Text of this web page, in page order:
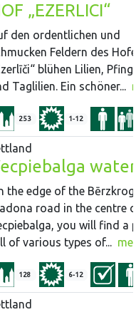
„EZERLICI“
den ordentlichen und
Feldern des
blühen Lilien,
Taglilien. Ein schöner...
253 1-12
the edge of the
road in the centre
you will find a
of various types of...
128 6-12